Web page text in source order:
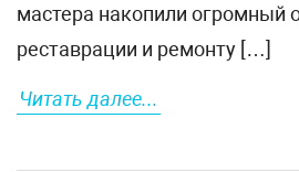
мастера накопили огромный
реставрации и ремонту […]
Читать далее...